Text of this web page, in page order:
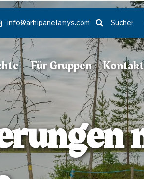
info@arhipanelamys.com Suchen
Für Gruppen